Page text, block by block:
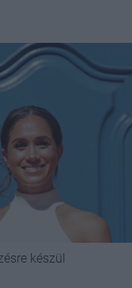
készül